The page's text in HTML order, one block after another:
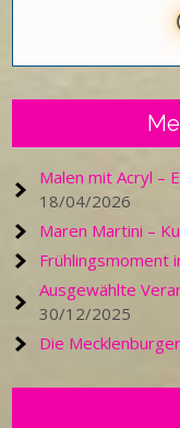
Malen mit Acryl –
18/04/2026
Maren Martini –
Frühlingsmoment
Ausgewählte
30/12/2025
Die